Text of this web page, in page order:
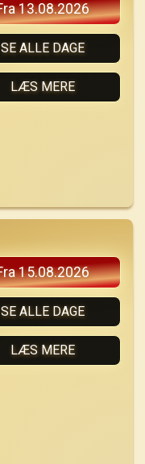
Fra 13.08.2026
SE ALLE DAGE
LÆS MERE
Fra 15.08.2026
SE ALLE DAGE
LÆS MERE